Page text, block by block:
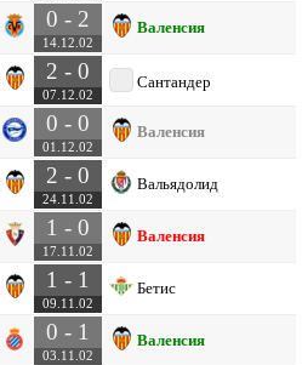
0 - 2
14.12.02
Валенсия
2 - 0
07.12.02
Сантандер
0 - 0
01.12.02
Валенсия
2 - 0
24.11.02
Вальядолид
1 - 0
17.11.02
Валенсия
1 - 1
09.11.02
Бетис
0 - 1
03.11.02
Валенсия